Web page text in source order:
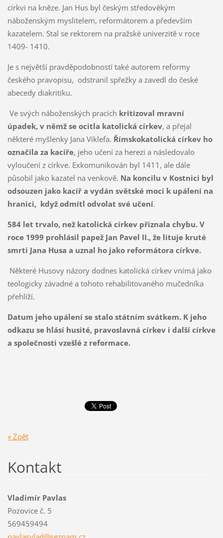
církvi na kněze. Jan Hus byl českým středověkým
náboženským myslitelem, reformátorem a především
kazatelem. Stal se rektorem na pražské univerzitě v roce
1409- 1410.
Je s největší pravděpodobností také autorem reformy
českého pravopisu, odstranil spřežky a zavedl do české
abecedy diakritiku.
Ve svých náboženských pracích kritizoval mravní
úpadek, v němž se ocitla katolická církev, a přejal
některé myšlenky Jana Viklefa. Římskokatolická církev ho
označila za kacíře, jeho učení za herezi a následovalo
vyloučení z církve. Exkomunikován byl 1411, ale dále
působil jako kazatel na venkově. Na koncilu v Kostnici byl
odsouzen jako kacíř a vydán světské moci k upálení na
hranici, když odmítl odvolat své učení.
584 let trvalo, než katolická církev přiznala chybu. V
roce 1999 prohlásil papež Jan Pavel II., že lituje kruté
smrti Jana Husa a uznal ho jako reformátora církve.
Některé Husovy názory dodnes katolická církev vnímá jako
teologicky závadné a tohoto rehabilitovaného mučedníka
přehlíží.
Datum jeho upálení se stalo státním svátkem. K jeho
odkazu se hlásí husité, pravoslavná církev i další církve
a společnosti vzešlé z reformace.
« Zpět
Kontakt
Vladimír Pavlas
Pozovice č. 5
569459494